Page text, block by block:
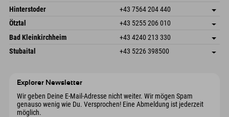
Österreich
Buchen
Schmiedau 2
6272 Kaltenbach im Zillertal
Österreich
Adresse speichern
Anreiseinfos
Buchen
Hinterstoder +43 7564 204 440
Freizeitpark 10
Österreich
Adresse speichern
Buchen
Ötztal +43 5255 206 010
Gscheat 14
6441 Umhausen
Österreich
Adresse speichern
Anreiseinfos
Buchen
Bad Kleinkirchheim +43 4240 213 330
Dorfstraße 24
Adresse speichern
Stubaital +43 5226 398500
Explorer Newsletter
Wir geben Deine E-Mail-Adresse nicht weiter. Wir mögen Spam
genauso wenig wie Du. Versprochen! Eine Abmeldung ist jederzeit
möglich.